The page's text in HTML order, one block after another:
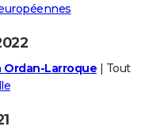
Ordan-Larroque | Tout